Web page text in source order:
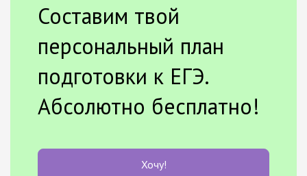
Составим твой
персональный план
подготовки к ЕГЭ.
Абсолютно бесплатно!
Хочу!